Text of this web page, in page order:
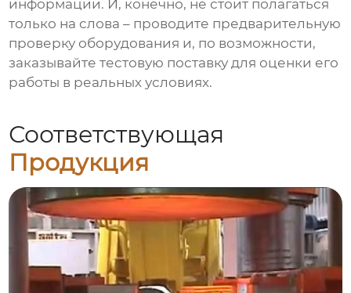
информации. И, конечно, не стоит полагаться
только на слова – проводите предварительную
проверку оборудования и, по возможности,
заказывайте тестовую поставку для оценки его
работы в реальных условиях.
Соответствующая
Продукция